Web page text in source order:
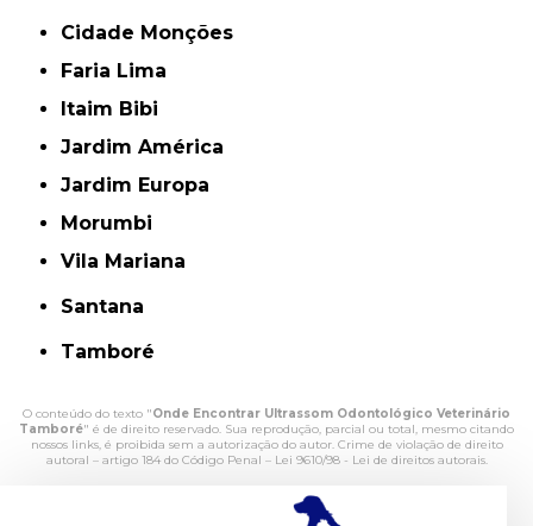
Cidade Monções
Faria Lima
Itaim Bibi
Jardim América
Jardim Europa
Morumbi
Vila Mariana
Santana
Tamboré
O conteúdo do texto "Onde Encontrar Ultrassom Odontológico Veterinário
Tamboré" é de direito reservado. Sua reprodução, parcial ou total, mesmo citando
nossos links, é proibida sem a autorização do autor. Crime de violação de direito
autoral – artigo 184 do Código Penal – Lei 9610/98 - Lei de direitos autorais.